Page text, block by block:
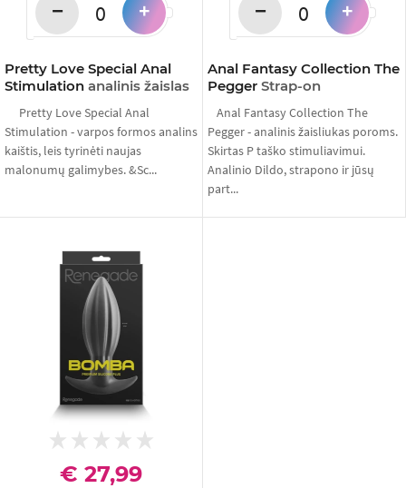
Pretty Love Special Anal
Stimulation analinis žaislas
− +
Pretty Love Special Anal
Stimulation - varpos formos analins
kaištis, leis tyrinėti naujas
malonumų galimybes. &Sc...
Anal Fantasy Collection The
Pegger Strap-on
− +
Anal Fantasy Collection The
Pegger - analinis žaisliukas poroms.
Skirtas P taško stimuliavimui.
Analinio Dildo, strapono ir jūsų
part...
€ 27,99